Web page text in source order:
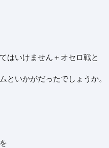
はいけません＋オセロ戦と
といかがだったでしょうか。